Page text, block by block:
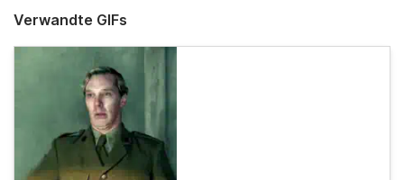
Verwandte GIFs